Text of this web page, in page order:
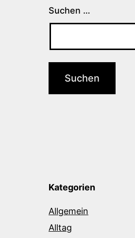
Suchen …
Kategorien
Allgemein
Alltag